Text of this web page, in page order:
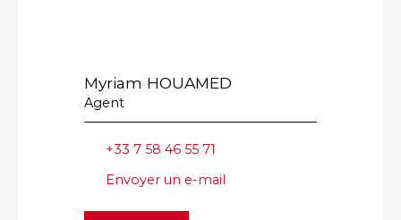
Myriam HOUAMED
Agent
+33 7 58 46 55 71
Envoyer un e-mail